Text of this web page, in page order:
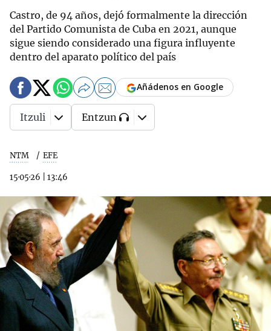
Castro, de 94 años, dejó formalmente la dirección
del Partido Comunista de Cuba en 2021, aunque
sigue siendo considerado una figura influyente
dentro del aparato político del país
NTM EFE
15·05·26 13:46
Añádenos en Google
Itzuli Entzun